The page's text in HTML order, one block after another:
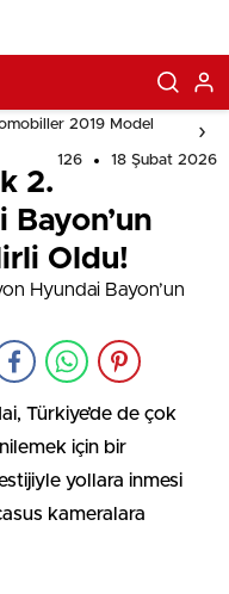
2019 Model
126 18 Şubat 2026
2.
Oldu!
Türkiye’de de çok
için bir
yollara inmesi
kameralara